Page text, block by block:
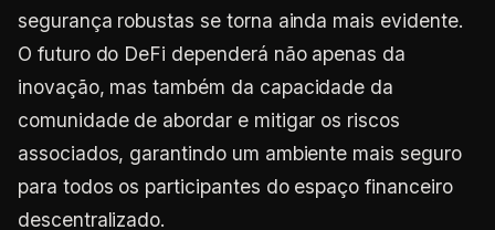
segurança robustas se torna ainda mais evidente.
O futuro do DeFi dependerá não apenas da
inovação, mas também da capacidade da
comunidade de abordar e mitigar os riscos
associados, garantindo um ambiente mais seguro
para todos os participantes do espaço financeiro
descentralizado.